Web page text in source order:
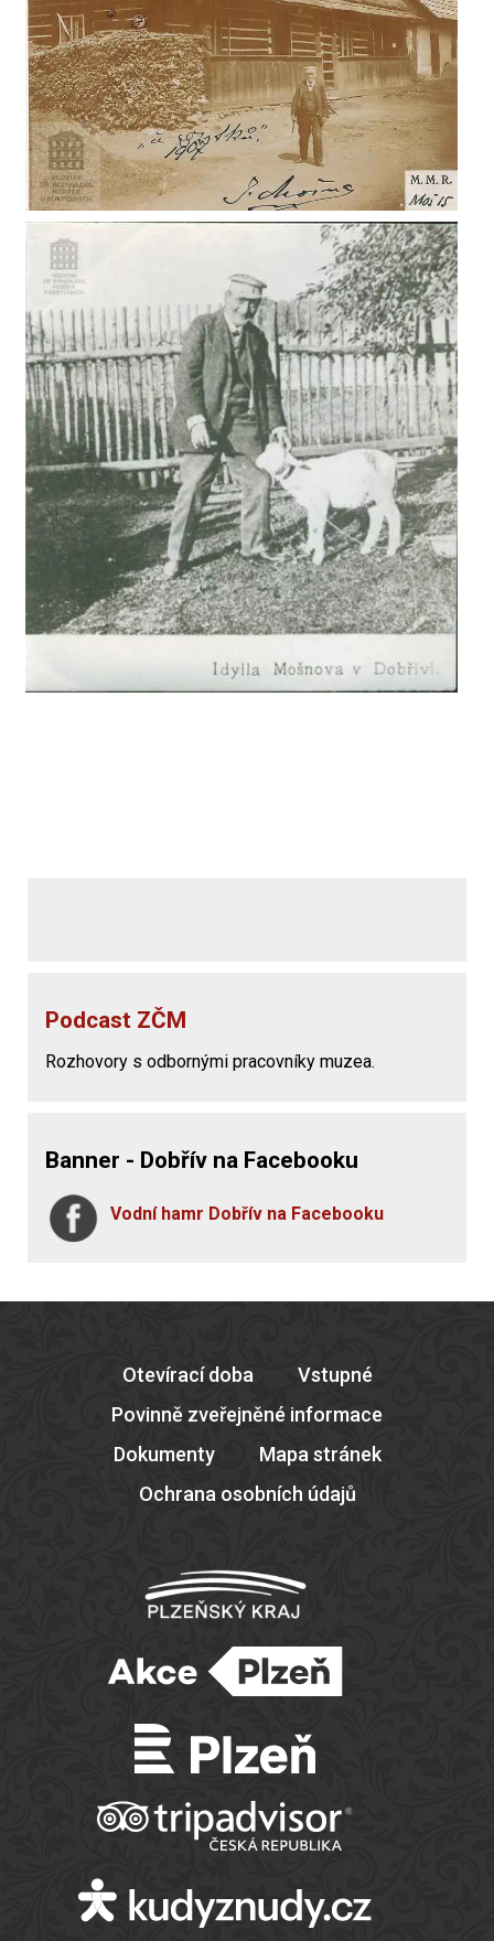
Podcast ZČM
Rozhovory s odbornými pracovníky muzea.
Banner - Dobřív na Facebooku
Vodní hamr Dobřív na Facebooku
Otevírací doba
Vstupné
Povinně zveřejněné informace
Dokumenty
Mapa stránek
Ochrana osobních údajů